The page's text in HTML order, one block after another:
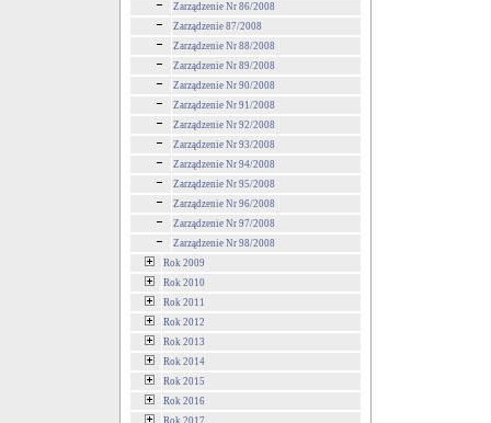
Zarządzenie Nr 86/2008
Zarządzenie 87/2008
Zarządzenie Nr 88/2008
Zarządzenie Nr 89/2008
Zarządzenie Nr 90/2008
Zarządzenie Nr 91/2008
Zarządzenie Nr 92/2008
Zarządzenie Nr 93/2008
Zarządzenie Nr 94/2008
Zarządzenie Nr 95/2008
Zarządzenie Nr 96/2008
Zarządzenie Nr 97/2008
Zarządzenie Nr 98/2008
Rok 2009
Rok 2010
Rok 2011
Rok 2012
Rok 2013
Rok 2014
Rok 2015
Rok 2016
Rok 2017